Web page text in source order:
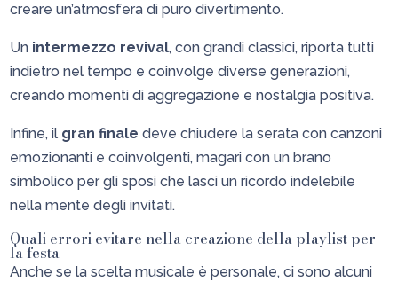
creare un’atmosfera di puro divertimento.
Un intermezzo revival, con grandi classici, riporta tutti
indietro nel tempo e coinvolge diverse generazioni,
creando momenti di aggregazione e nostalgia positiva.
Infine, il gran finale deve chiudere la serata con canzoni
emozionanti e coinvolgenti, magari con un brano
simbolico per gli sposi che lasci un ricordo indelebile
nella mente degli invitati.
Quali errori evitare nella creazione della playlist per
la festa
Anche se la scelta musicale è personale, ci sono alcuni